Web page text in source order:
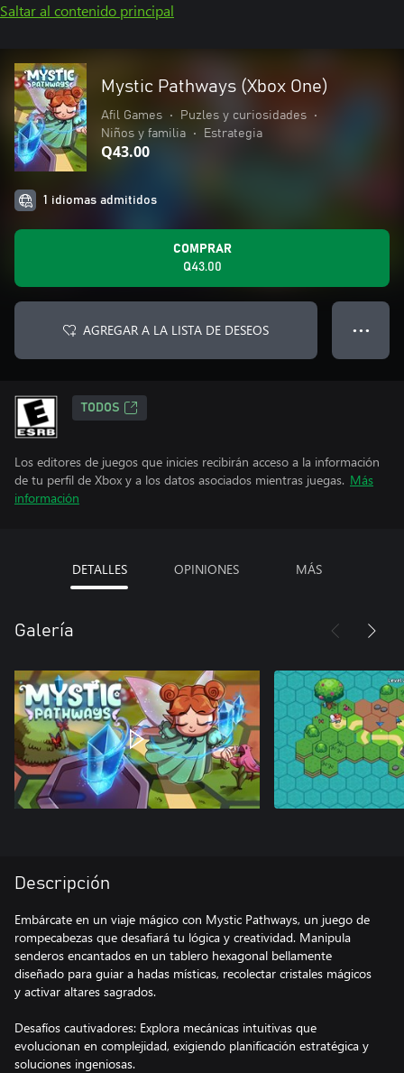
Saltar al contenido principal
Mystic Pathways (Xbox One)
Afil Games • Puzles y curiosidades
•
Niños y familia
• Estrategia
Q43.00
1 idiomas admitidos
COMPRAR
Q43.00
AGREGAR A LA LISTA DE DESEOS ● ● ●
TODOS
Los editores de juegos que inicies recibirán acceso a la información
de tu perfil de Xbox y a los datos asociados mientras juegas. Más
información
DETALLES OPINIONES MÁS
Galería
Descripción
Embárcate en un viaje mágico con Mystic Pathways, un juego de
rompecabezas que desafiará tu lógica y creatividad. Manipula
senderos encantados en un tablero hexagonal bellamente
diseñado para guiar a hadas místicas, recolectar cristales mágicos
y activar altares sagrados.
Desafíos cautivadores: Explora mecánicas intuitivas que
evolucionan en complejidad, exigiendo planificación estratégica y
soluciones ingeniosas.